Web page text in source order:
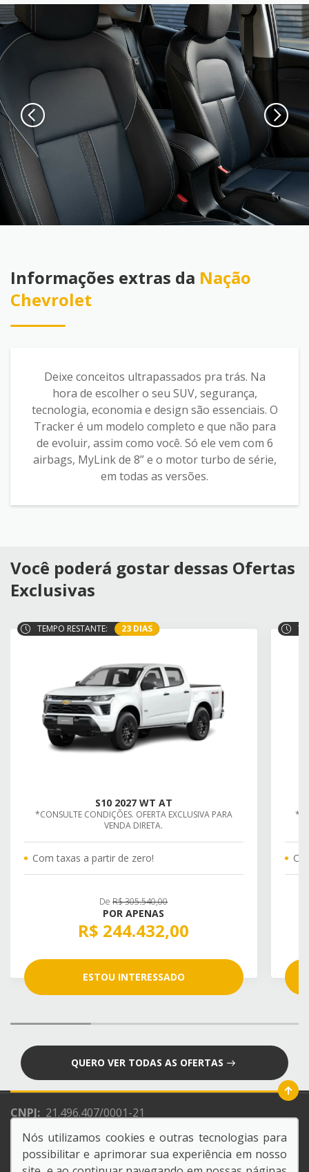
Informações extras da Nação
Chevrolet
Deixe conceitos ultrapassados pra trás. Na
hora de escolher o seu SUV, segurança,
tecnologia, economia e design são essenciais. O
Tracker é um modelo completo e que não para
de evoluir, assim como você. Só ele vem com 6
airbags, MyLink de 8” e o motor turbo de série,
em todas as versões.
Você poderá gostar dessas Ofertas
Exclusivas
TEMPO RESTANTE: 23 DIAS
S10 2027 WT AT
*CONSULTE CONDIÇÕES. OFERTA EXCLUSIVA PARA
VENDA DIRETA.
Com taxas a partir de zero!
DeR$ 305.540,00
POR APENAS
R$ 244.432,00
ESTOU INTERESSADO
QUERO VER TODAS AS OFERTAS
CNPJ: 21.496.407/0001-21
Razão Social:NACAO CONCESSIONARIA DE VEICULOS
LTDA
Nós utilizamos cookies e outras tecnologias para
possibilitar e aprimorar sua experiência em nosso